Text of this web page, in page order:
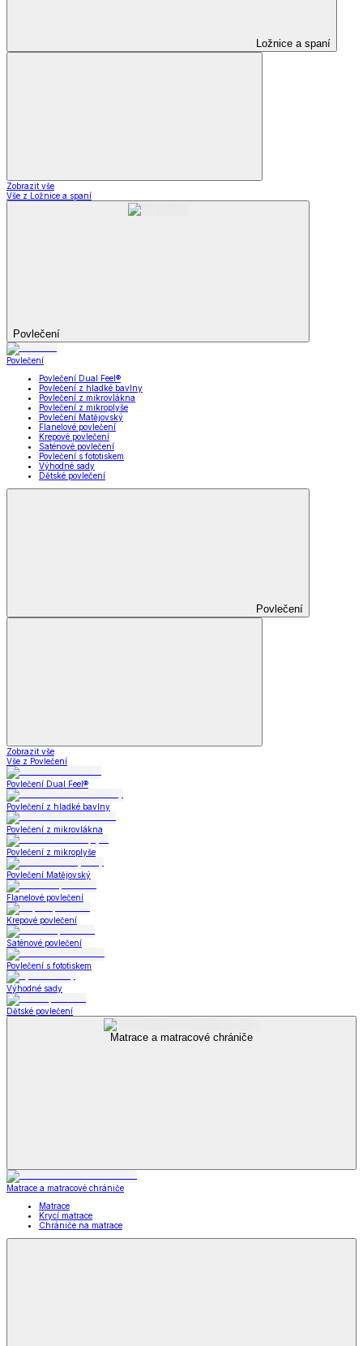
Ložnice a spaní
Zobrazit vše
Vše z Ložnice a spaní
Povlečení
Povlečení
Povlečení Dual Feel®
Povlečení z hladké bavlny
Povlečení z mikrovlákna
Povlečení z mikroplyše
Povlečení Matějovský
Flanelové povlečení
Krepové povlečení
Saténové povlečení
Povlečení s fototiskem
Výhodné sady
Dětské povlečení
Povlečení
Zobrazit vše
Vše z Povlečení
Povlečení Dual Feel®
Povlečení z hladké bavlny
Povlečení z mikrovlákna
Povlečení z mikroplyše
Povlečení Matějovský
Flanelové povlečení
Krepové povlečení
Saténové povlečení
Povlečení s fototiskem
Výhodné sady
Dětské povlečení
Matrace a matracové chrániče
Matrace a matracové chrániče
Matrace
Krycí matrace
Chrániče na matrace